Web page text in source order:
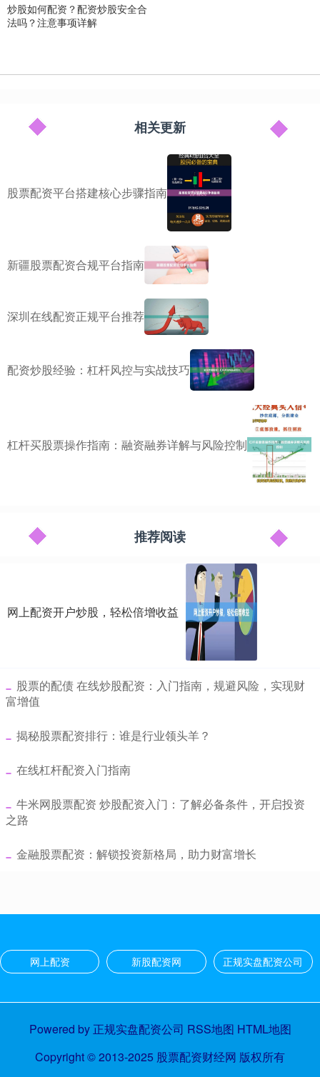
炒股如何配资？配资炒股安全合
法吗？注意事项详解
相关更新
股票配资平台搭建核心步骤指南
新疆股票配资合规平台指南
深圳在线配资正规平台推荐
配资炒股经验：杠杆风控与实战技巧
杠杆买股票操作指南：融资融券详解与风险控制
推荐阅读
网上配资开户炒股，轻松倍增收益
​股票的配债 在线炒股配资：入门指南，规避风险，实现财
富增值
​揭秘股票配资排行：谁是行业领头羊？
​在线杠杆配资入门指南
​牛米网股票配资 炒股配资入门：了解必备条件，开启投资
之路
​金融股票配资：解锁投资新格局，助力财富增长
网上配资 新股配资网 正规实盘配资公司
Powered by 正规实盘配资公司 RSS地图 HTML地图
Copyright© 2013-2025 股票配资财经网 版权所有